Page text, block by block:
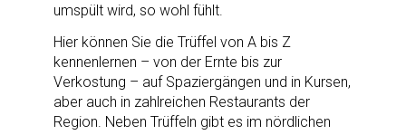
umspült wird, so wohl fühlt.
Hier können Sie die Trüffel von A bis Z
kennenlernen – von der Ernte bis zur
Verkostung – auf Spaziergängen und in Kursen,
aber auch in zahlreichen Restaurants der
Region. Neben Trüffeln gibt es im nördlichen